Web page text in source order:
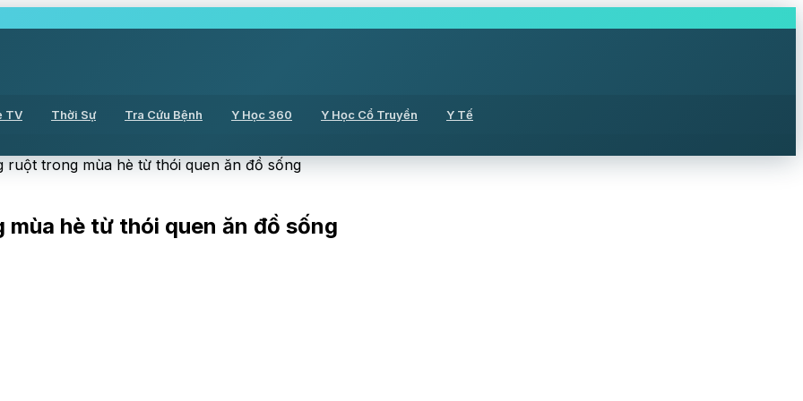
TV Thời Sự Tra Cứu Bệnh Y Học 360 Y Học Cổ Truyền Y Tế
ruột trong mùa hè từ thói quen ăn đồ sống
hè từ thói quen ăn đồ sống